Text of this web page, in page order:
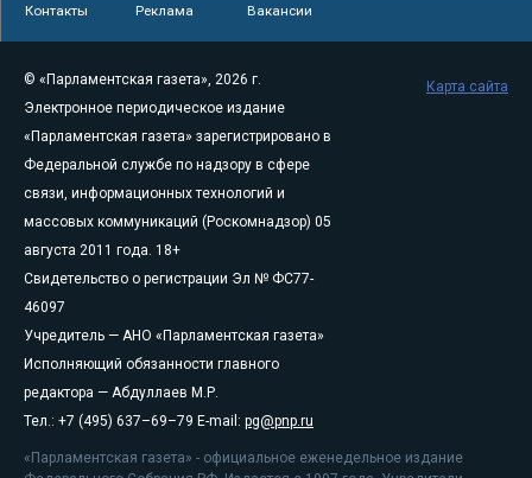
Контакты Реклама Вакансии
© «Парламентская газета», 2026 г.
Электронное периодическое издание
«Парламентская газета» зарегистрировано в
Федеральной службе по надзору в сфере
связи, информационных технологий и
массовых коммуникаций (Роскомнадзор) 05
августа 2011 года. 18+
Свидетельство о регистрации Эл № ФС77-
46097
Учредитель — АНО «Парламентская газета»
Исполняющий обязанности главного
редактора — Абдуллаев М.Р.
Тел.: +7 (495) 637–69–79 E-mail: pg@pnp.ru
«Парламентская газета» - официальное еженедельное издание
Карта сайта